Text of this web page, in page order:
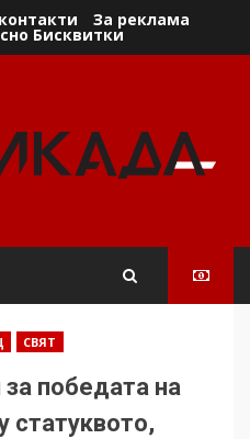
За реклама
Бисквитки
СВЯТ
победата на
статуквото,